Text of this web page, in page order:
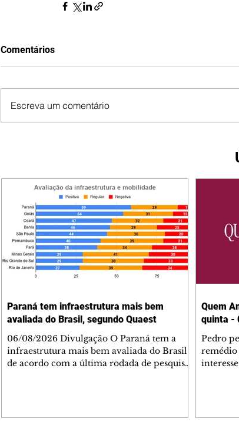
Comentários
Escreva um comentário
Paraná tem infraestrutura mais bem
avaliada do Brasil, segundo Quaest
06/08/2026 Divulgação O Paraná tem a
infraestrutura mais bem avaliada do Brasil,
de acordo com a última rodada de pesquisas
Quem
quinta -
Pedro
remédio